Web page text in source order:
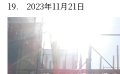
19. 2023年11月21日